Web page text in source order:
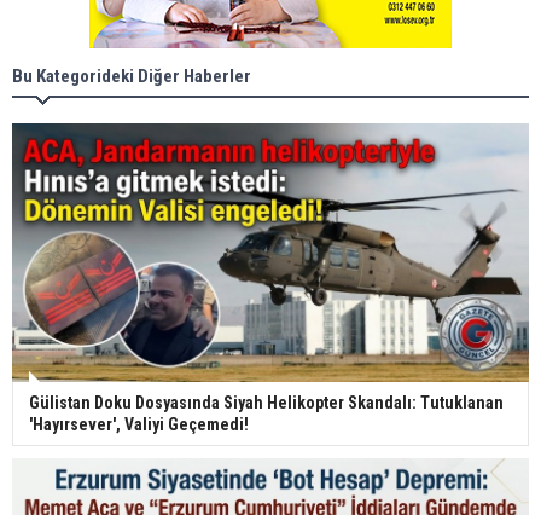
Bu Kategorideki Diğer Haberler
Gülistan Doku Dosyasında Siyah Helikopter Skandalı: Tutuklanan
'Hayırsever', Valiyi Geçemedi!